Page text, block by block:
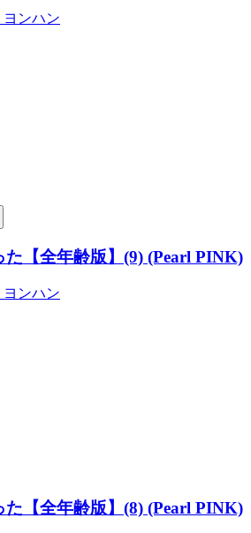
ヨンハン
【全年齢版】(9) (Pearl PINK)
ヨンハン
【全年齢版】(8) (Pearl PINK)